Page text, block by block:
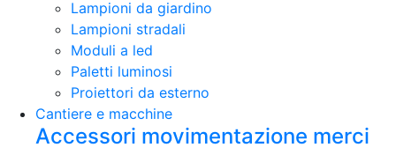
Lampioni da giardino
Lampioni stradali
Moduli a led
Paletti luminosi
Proiettori da esterno
Cantiere e macchine
Accessori movimentazione merci